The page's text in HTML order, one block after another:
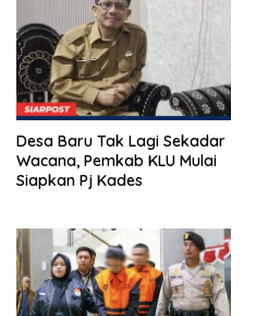
Desa Baru Tak Lagi Sekadar
Wacana, Pemkab KLU Mulai
Siapkan Pj Kades